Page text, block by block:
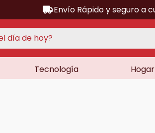
Envío Rápido y seguro a
de hoy?
Tecnología Hogar
MÁS BUSCADOS